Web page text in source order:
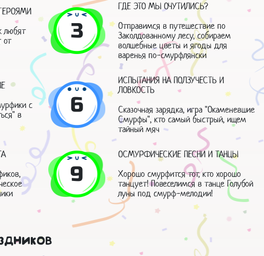
любят
от
3
ГДЕ ЭТО МЫ ОЧУТИЛИСЬ?
Отправимся в путешествие по
Заколдованному лесу, собираем
волшебные цветы и ягоды для
варенья по-смурфлянски
с
в
6
ИСПЫТАНИЯ НА ПОЛЗУЧЕСТЬ И
ЛОВКОСТЬ
Сказочная зарядка, игра "Окаменевшие
Смурфы", кто самый быстрый, ищем
тайный мяч
9
ОСМУРФИЧЕСКИЕ ПЕСНИ И ТАНЦЫ
Хорошо смурфится тот, кто хорошо
танцует! Повеселимся в танце Голубой
луны под смурф-мелодии!